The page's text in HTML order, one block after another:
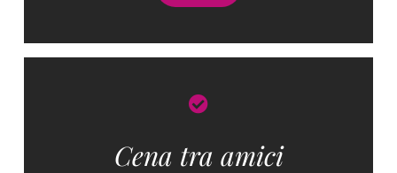
Cena tra amici